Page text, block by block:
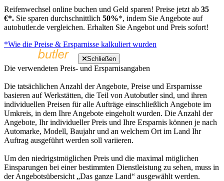
Reifenwechsel online buchen und Geld sparen! Preise jetzt ab 35
€*. Sie sparen durchschnittlich 50%*, indem Sie Angebote auf
autobutler.de vergleichen. Erhalten Sie Angebot und Preis sofort!
*Wie die Preise & Ersparnisse kalkuliert wurden
Schließen
Die verwendeten Preis- und Ersparnisangaben
Die tatsächlichen Anzahl der Angebote, Preise und Ersparnisse
basieren auf Werkstätten, die Teil von Autobutler sind, und ihren
individuellen Preisen für alle Aufträge einschließlich Angebote im
Umkreis, in dem Ihre Angebote eingeholt wurden. Die Anzahl der
Angebote, Ihr individueller Preis und Ihre Ersparnis können je nach
Automarke, Modell, Baujahr und an welchem Ort im Land Ihr
Auftrag ausgeführt werden soll variieren.
Um den niedrigstmöglichen Preis und die maximal möglichen
Einsparungen bei einer bestimmten Dienstleistung zu sehen, muss in
der Angebotsübersicht „Das ganze Land“ ausgewählt werden.